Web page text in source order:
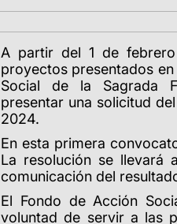
A partir del 1 de
proyectos presentados
Social de la Sagrada
presentar una solicitud
2024.
En esta primera
La resolución se
comunicación del
El Fondo de Acción
voluntad de servir a las